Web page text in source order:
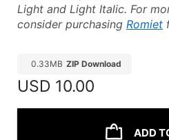
Light and Light Italic. For
consider purchasing Romiet
0.33MB ZIP Download
USD 10.00
ADD